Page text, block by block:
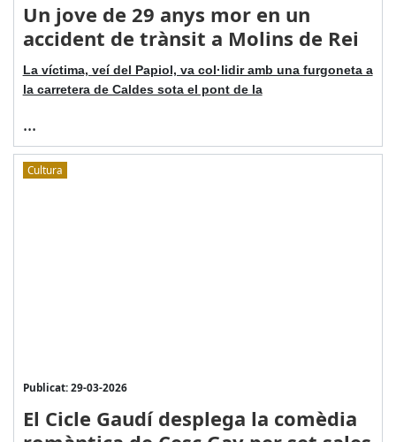
Un jove de 29 anys mor en un
accident de trànsit a Molins de Rei
La víctima, veí del Papiol, va col·lidir amb una furgoneta a
la carretera de Caldes sota el pont de la
...
Cultura
Publicat: 29-03-2026
El Cicle Gaudí desplega la comèdia